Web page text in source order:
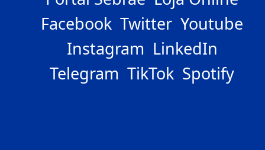
Facebook Twitter Youtube
Instagram LinkedIn
Telegram TikTok Spotify